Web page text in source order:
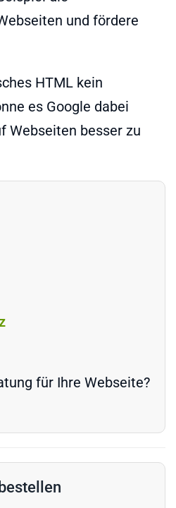
und fördere
HTML kein
es Google dabei
Webseiten besser zu
für Ihre Webseite?